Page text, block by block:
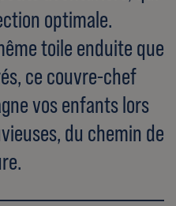
optimale.
toile enduite que
ce couvre-chef
vos enfants lors
du chemin de